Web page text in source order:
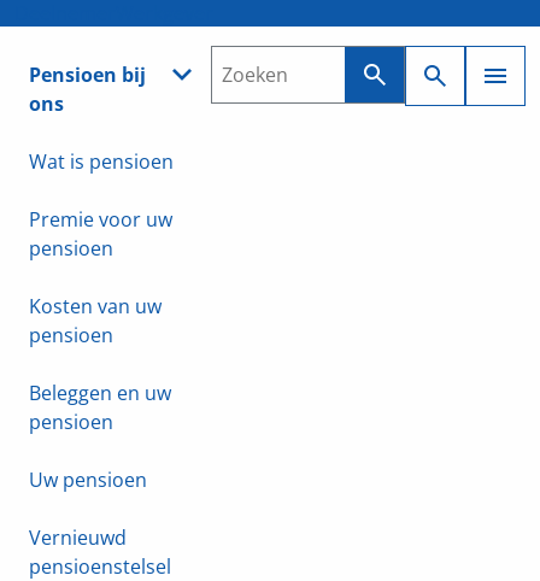
Pensioen bij
ons
Wat is pensioen
Premie voor uw
pensioen
Kosten van uw
pensioen
Beleggen en uw
pensioen
Uw pensioen
Vernieuwd
pensioenstelsel